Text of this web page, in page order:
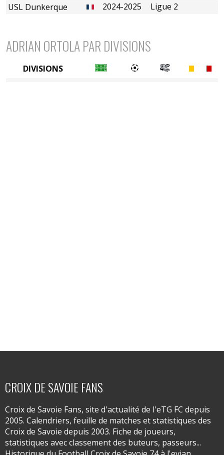
2024-2025
Ligue 2
USL Dunkerque
ADRIAN ORTOLA PAR DIVISIONS
DIVISIONS
CROIX DE SAVOIE FANS
Croix de Savoie Fans, site d'actualité de l'eTG FC depuis
2005. Calendriers, feuille de matches et statistiques des
Croix de Savoie depuis 2003. Fiche de joueurs,
statistiques avec classement des buteurs, passeurs...